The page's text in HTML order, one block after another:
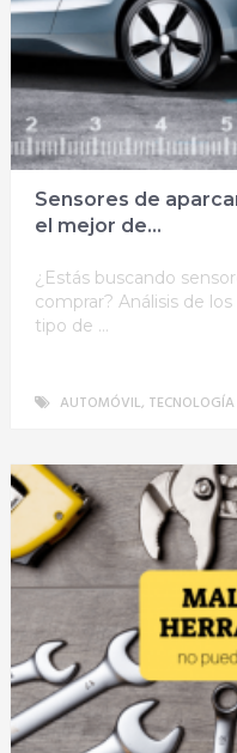
Sensores de
el mejor de...
¿Estás buscando
comprar? Análisis de
tipo de …
AUTOMÓVIL, TECNOLOGÍA